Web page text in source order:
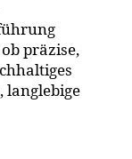
präzise,
langlebige